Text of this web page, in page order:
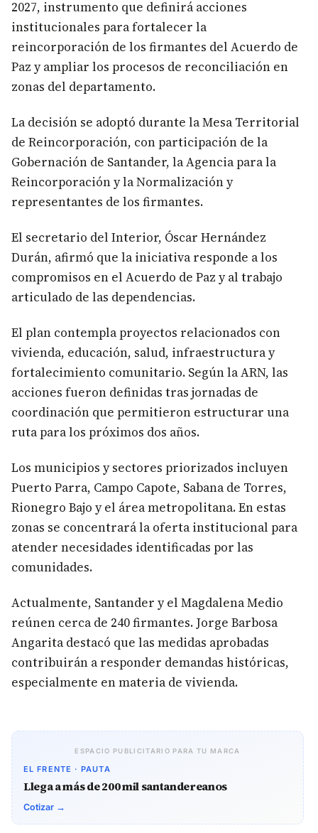
2027, instrumento que definirá acciones
institucionales para fortalecer la
reincorporación de los firmantes del Acuerdo de
Paz y ampliar los procesos de reconciliación en
zonas del departamento.
La decisión se adoptó durante la Mesa Territorial
de Reincorporación, con participación de la
Gobernación de Santander, la Agencia para la
Reincorporación y la Normalización y
representantes de los firmantes.
El secretario del Interior, Óscar Hernández
Durán, afirmó que la iniciativa responde a los
compromisos en el Acuerdo de Paz y al trabajo
articulado de las dependencias.
El plan contempla proyectos relacionados con
vivienda, educación, salud, infraestructura y
fortalecimiento comunitario. Según la ARN, las
acciones fueron definidas tras jornadas de
coordinación que permitieron estructurar una
ruta para los próximos dos años.
Los municipios y sectores priorizados incluyen
Puerto Parra, Campo Capote, Sabana de Torres,
Rionegro Bajo y el área metropolitana. En estas
zonas se concentrará la oferta institucional para
atender necesidades identificadas por las
comunidades.
Actualmente, Santander y el Magdalena Medio
reúnen cerca de 240 firmantes. Jorge Barbosa
Angarita destacó que las medidas aprobadas
contribuirán a responder demandas históricas,
especialmente en materia de vivienda.
ESPACIO PUBLICITARIO PARA TU MARCA
EL FRENTE · PAUTA
Llega a más de 200 mil santandereanos
Cotizar →